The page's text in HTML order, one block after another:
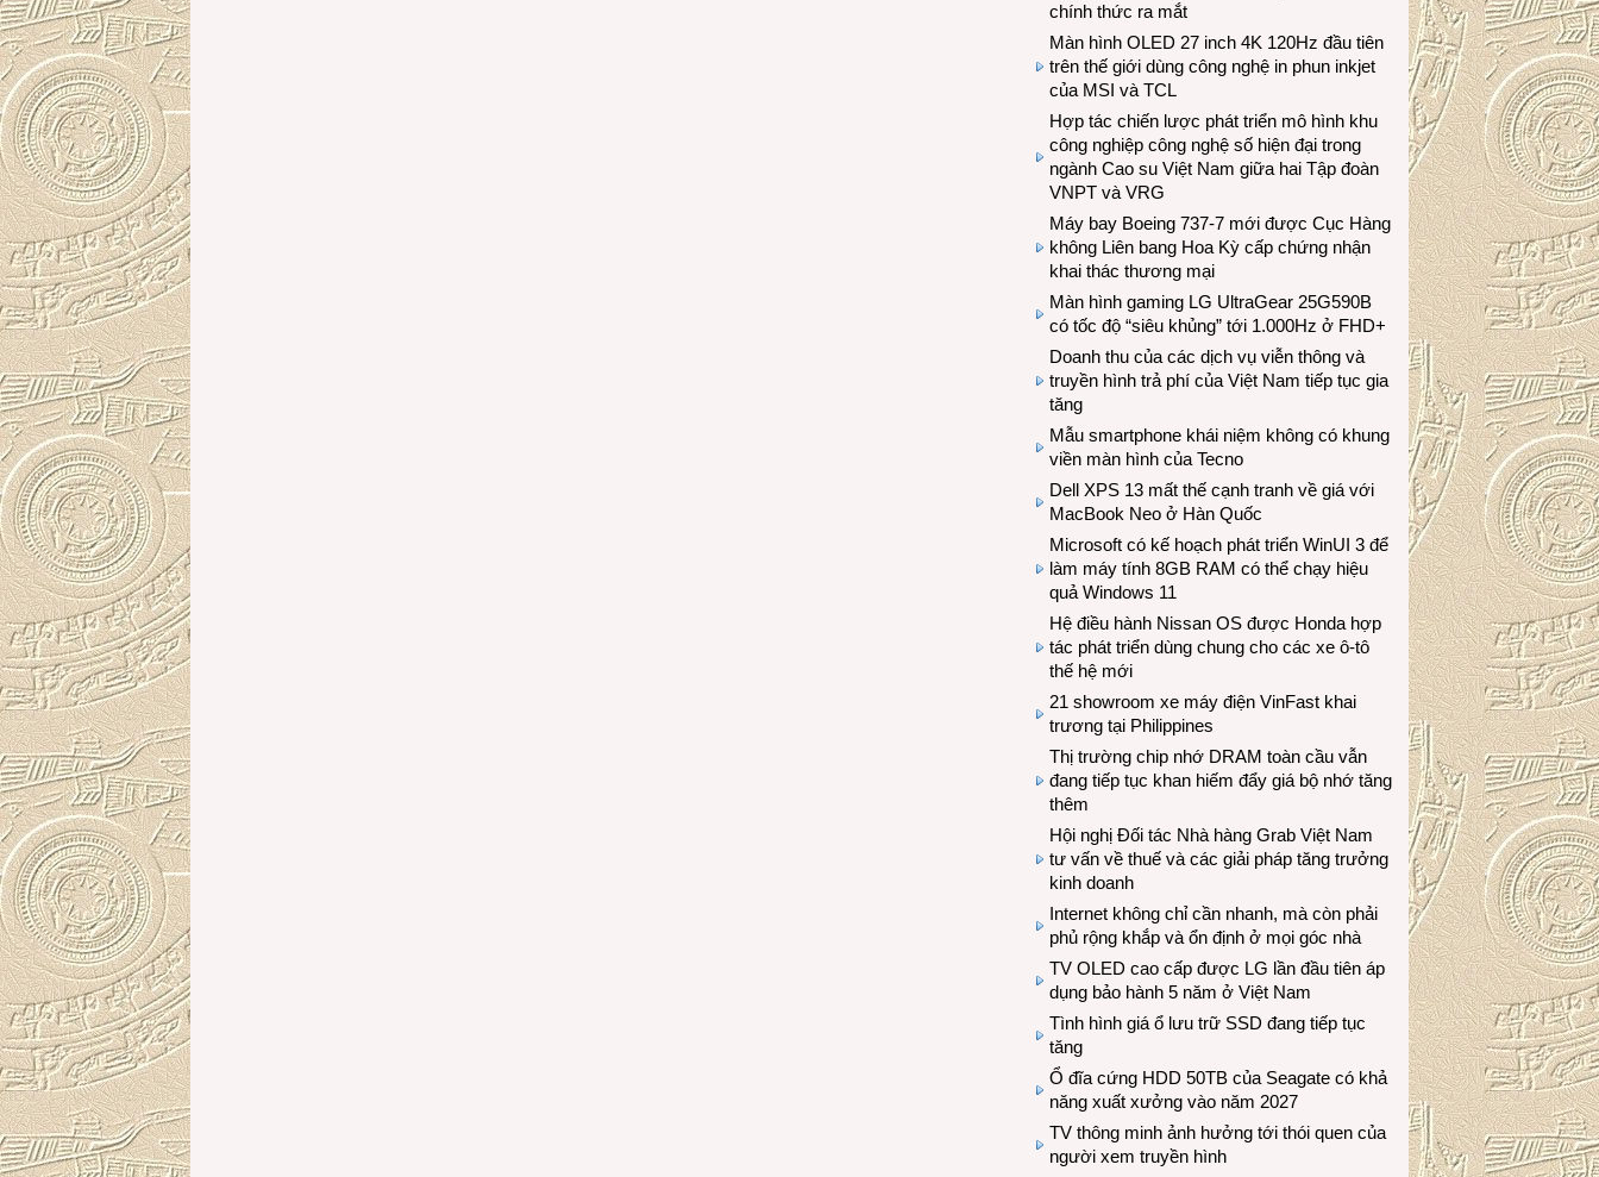
chính thức ra mắt
Màn hình OLED 27 inch 4K 120Hz đầu tiên
trên thế giới dùng công nghệ in phun inkjet
của MSI và TCL
Hợp tác chiến lược phát triển mô hình khu
công nghiệp công nghệ số hiện đại trong
ngành Cao su Việt Nam giữa hai Tập đoàn
VNPT và VRG
Máy bay Boeing 737-7 mới được Cục Hàng
không Liên bang Hoa Kỳ cấp chứng nhận
khai thác thương mại
Màn hình gaming LG UltraGear 25G590B
có tốc độ “siêu khủng” tới 1.000Hz ở FHD+
Doanh thu của các dịch vụ viễn thông và
truyền hình trả phí của Việt Nam tiếp tục gia
tăng
Mẫu smartphone khái niệm không có khung
viền màn hình của Tecno
Dell XPS 13 mất thế cạnh tranh về giá với
MacBook Neo ở Hàn Quốc
Microsoft có kế hoạch phát triển WinUI 3 để
làm máy tính 8GB RAM có thể chạy hiệu
quả Windows 11
Hệ điều hành Nissan OS được Honda hợp
tác phát triển dùng chung cho các xe ô-tô
thế hệ mới
21 showroom xe máy điện VinFast khai
trương tại Philippines
Thị trường chip nhớ DRAM toàn cầu vẫn
đang tiếp tục khan hiếm đẩy giá bộ nhớ tăng
thêm
Hội nghị Đối tác Nhà hàng Grab Việt Nam
tư vấn về thuế và các giải pháp tăng trưởng
kinh doanh
Internet không chỉ cần nhanh, mà còn phải
phủ rộng khắp và ổn định ở mọi góc nhà
TV OLED cao cấp được LG lần đầu tiên áp
dụng bảo hành 5 năm ở Việt Nam
Tình hình giá ổ lưu trữ SSD đang tiếp tục
tăng
Ổ đĩa cứng HDD 50TB của Seagate có khả
năng xuất xưởng vào năm 2027
TV thông minh ảnh hưởng tới thói quen của
người xem truyền hình